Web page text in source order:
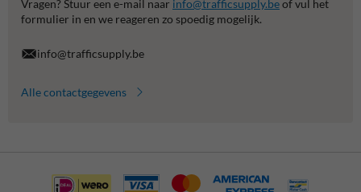
Vragen? Stuur een e-mail naar info@trafficsupply.beof vul het
formulier in en we reageren zo spoedig mogelijk.
info@trafficsupply.be
Alle contactgegevens